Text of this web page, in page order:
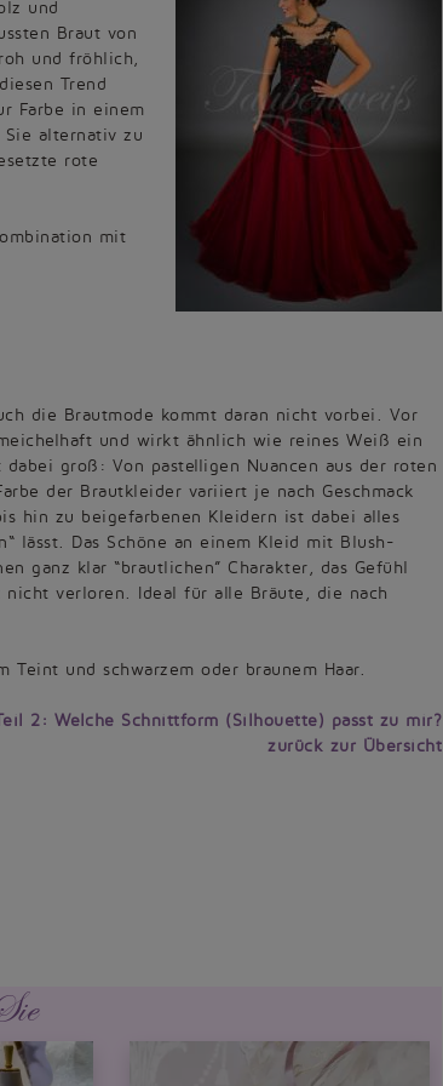
und
Braut von
und fröhlich,
Trend
Farbe in einem
alternativ zu
rote
mit
die Brautmode kommt daran nicht vorbei. Vor
und wirkt ähnlich wie reines Weiß ein
groß: Von pastelligen Nuancen aus der roten
der Brautkleider variiert je nach Geschmack
hin zu beigefarbenen Kleidern ist dabei alles
lässt. Das Schöne an einem Kleid mit Blush-
ganz klar “brautlichen” Charakter, das Gefühl
verloren. Ideal für alle Bräute, die nach
und schwarzem oder braunem Haar.
2: Welche Schnittform (Silhouette) passt zu mir?
zurück zur Übersicht